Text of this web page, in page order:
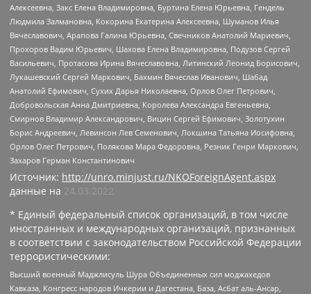
Алексеевна, Закс Елена Владимировна, Буртина Елена Юрьевна, Гендель
Людмила Залмановна, Кокорина Екатерина Алексеевна, Шуманов Илья
Вячеславович, Арапова Галина Юрьевна, Свечников Анатолий Мариевич,
Прохоров Вадим Юрьевич, Шахова Елена Владимировна, Подузов Сергей
Васильевич, Протасова Ирина Вячеславовна, Литинский Леонид Борисович,
Лукашевский Сергей Маркович, Бахмин Вячеслав Иванович, Шабад
Анатолий Ефимович, Сухих Дарья Николаевна, Орлов Олег Петрович,
Добровольская Анна Дмитриевна, Королева Александра Евгеньевна,
Смирнов Владимир Александрович, Вицин Сергей Ефимович, Золотухин
Борис Андреевич, Левинсон Лев Семенович, Локшина Татьяна Иосифовна,
Орлов Олег Петрович, Полякова Мара Федоровна, Резник Генри Маркович,
Захаров Герман Константинович
Источник: http://unro.minjust.ru/NKOForeignAgent.aspx
данные на 24.03.2022
* Единый федеральный список организаций, в том числе
иностранных и международных организаций, признанных
в соответствии с законодательством Российской Федерации
террористическими:
Высший военный Маджлисуль Шура Объединенных сил моджахедов
Кавказа, Конгресс народов Ичкерии и Дагестана, База, Асбат аль-Ансар,